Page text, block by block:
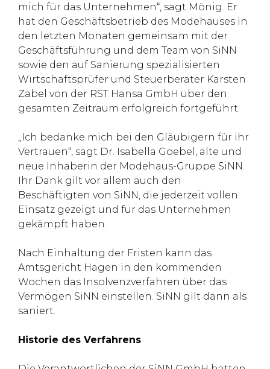
mich für das Unternehmen“, sagt Mönig. Er
hat den Geschäftsbetrieb des Modehauses in
den letzten Monaten gemeinsam mit der
Geschäftsführung und dem Team von SiNN
sowie den auf Sanierung spezialisierten
Wirtschaftsprüfer und Steuerberater Karsten
Zabel von der RST Hansa GmbH über den
gesamten Zeitraum erfolgreich fortgeführt.
„Ich bedanke mich bei den Gläubigern für ihr
Vertrauen“, sagt Dr. Isabella Goebel, alte und
neue Inhaberin der Modehaus-Gruppe SiNN.
Ihr Dank gilt vor allem auch den
Beschäftigten von SiNN, die jederzeit vollen
Einsatz gezeigt und für das Unternehmen
gekämpft haben.
Nach Einhaltung der Fristen kann das
Amtsgericht Hagen in den kommenden
Wochen das Insolvenzverfahren über das
Vermögen SiNN einstellen. SiNN gilt dann als
saniert.
Historie des Verfahrens